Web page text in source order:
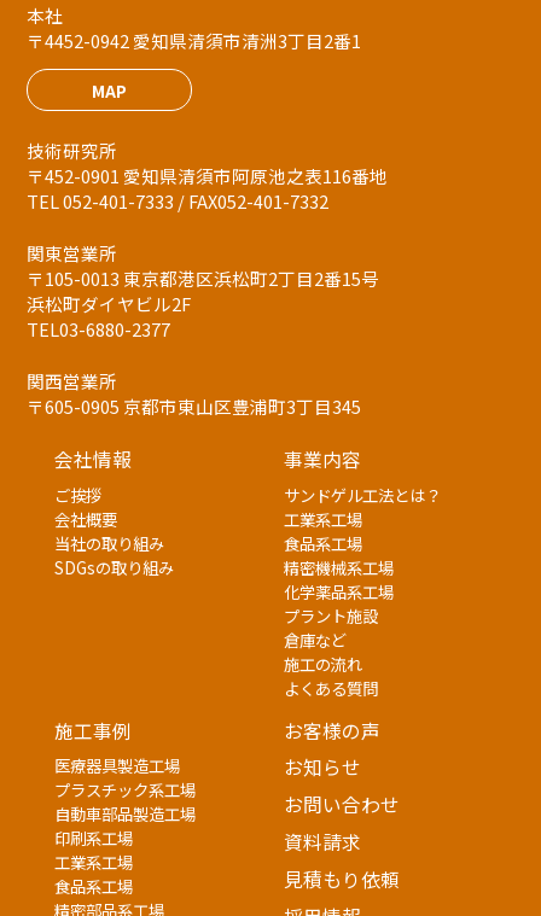
本社
〒4452-0942 愛知県清須市清洲3丁目2番1
MAP
技術研究所
〒452-0901 愛知県清須市阿原池之表116番地
TEL 052-401-7333 / FAX052-401-7332
関東営業所
〒105-0013 東京都港区浜松町2丁目2番15号
浜松町ダイヤビル2F
TEL03-6880-2377
関西営業所
〒605-0905 京都市東山区豊浦町3丁目345
会社情報
ご挨拶
会社概要
当社の取り組み
SDGsの取り組み
事業内容
サンドゲル工法とは？
工業系工場
食品系工場
精密機械系工場
化学薬品系工場
プラント施設
倉庫など
施工の流れ
よくある質問
施工事例
医療器具製造工場
プラスチック系工場
自動車部品製造工場
印刷系工場
工業系工場
食品系工場
精密部品系工場
お客様の声
お知らせ
お問い合わせ
資料請求
見積もり依頼